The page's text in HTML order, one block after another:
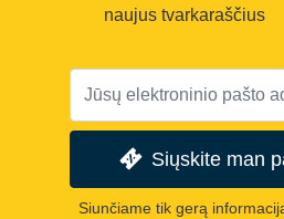
naujus tvarkaraščius
Siųskite man
Siunčiame tik gerą